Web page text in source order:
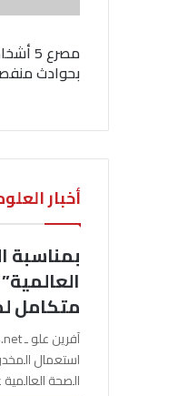
مصرع
بحوادث
أخبار
بمناسبة
متكامل
استعمال
الصحة